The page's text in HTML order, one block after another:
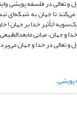
تعالی در فلسفه پویشی
می‌کند تا جهان به
(تأثیر خدا بر جهان)
و جهان، مبانی
تعالی در خدا و جهان
پویشی.